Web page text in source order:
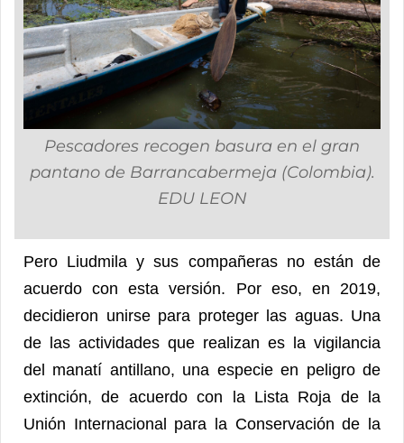
Pescadores recogen basura en el gran
pantano de Barrancabermeja (Colombia).
EDU LEON
Pero Liudmila y sus compañeras no están de
acuerdo con esta versión. Por eso, en 2019,
decidieron unirse para proteger las aguas. Una
de las actividades que realizan es la vigilancia
del manatí antillano, una especie en peligro de
extinción, de acuerdo con la Lista Roja de la
Unión Internacional para la Conservación de la